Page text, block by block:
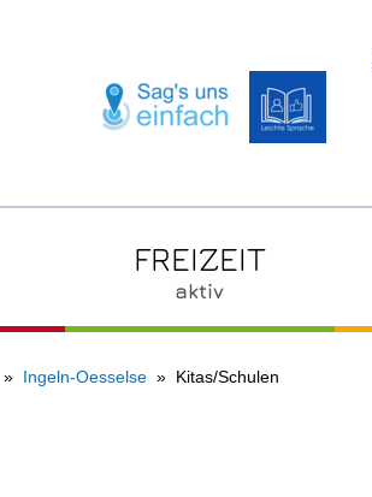
FREIZEIT
aktiv
Ingeln-Oesselse Kitas/Schulen